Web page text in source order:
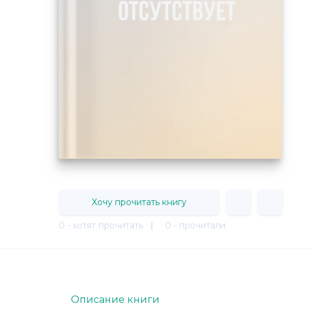
Хочу прочитать книгу
0 - хотят прочитать | 0 - прочитали
Описание книги